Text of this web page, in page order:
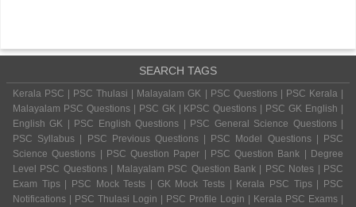
SEARCH TAGS
Kerala PSC | PSC Thulasi | Malayalam GK | PSC Questions | PSC Kerala |
Malayalam PSC Questions | PSC GK | KPSC Questions | PSC GK English |
English GK | PSC English Questions | PSC General Science Questions |
PSC Syllabus | PSC Previous Questions | PSC Model Questions | PSC
Science Questions | PSC Question Paper | PSC Question Bank | Degree
Level PSC Questions | Malayalam PSC Question Bank | PSC Notes | PSC
Exam Tips | PSC Mock Tests | GK Mock Tests | Kerala PSC Tips | PSC
Notifications | PSC Thulasi Login | PSC Profile Login | Kerala PSC Exams |